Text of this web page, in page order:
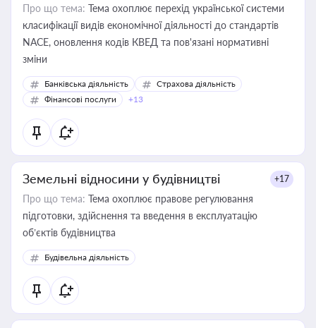
Про що тема: Тема охоплює перехід української системи
класифікації видів економічної діяльності до стандартів
NACE, оновлення кодів КВЕД та пов'язані нормативні
зміни
Банківська діяльність
Страхова діяльність
Фінансові послуги
+13
Земельні відносини у будівництві +17
Про що тема: Тема охоплює правове регулювання
підготовки, здійснення та введення в експлуатацію
об’єктів будівництва
Будівельна діяльність